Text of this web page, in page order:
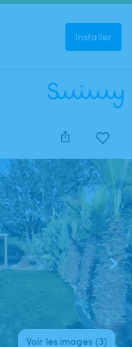
Installer
Voir les images (3)